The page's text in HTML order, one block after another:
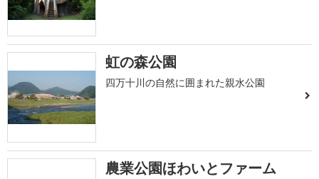
虹の森公園
四万十川の自然に囲まれた親水公園
農業公園ほわいとファーム